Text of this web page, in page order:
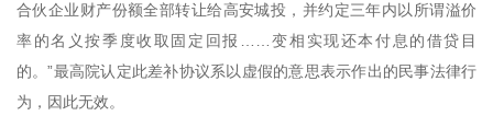
合伙企业财产份额全部转让给高安城投，并约定三年内以所谓溢价
率的名义按季度收取固定回报……变相实现还本付息的借贷目
的。”最高院认定此差补协议系以虚假的意思表示作出的民事法律行
为，因此无效。